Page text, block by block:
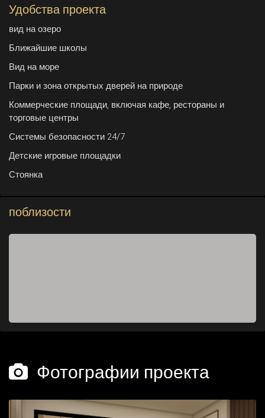
Удобства проекта
вид на озеро
Ближайшие школы
Вид на море
Парки и зона открытых дверей на природе
Коммерческие площади, включая кафе, рестораны и
торговые центры
Системы безопасности 24/7
Детские игровые площадки
Стоянка
поблизости
Фотографии проекта
Фотографии проекта